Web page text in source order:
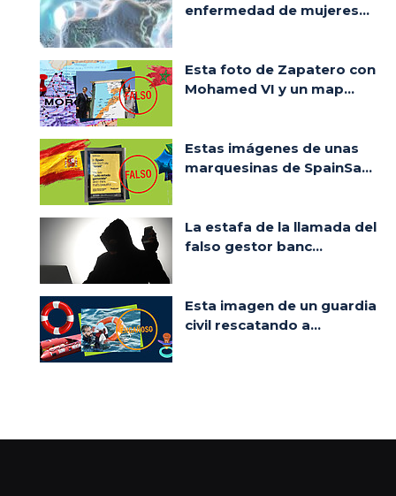
enfermedad de mujeres...
Esta foto de Zapatero con
Mohamed VI y un map...
Estas imágenes de unas
marquesinas de SpainSa...
La estafa de la llamada del
falso gestor banc...
Esta imagen de un guardia
civil rescatando a...